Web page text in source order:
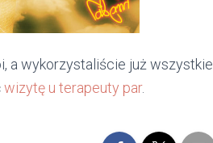
a wykorzystaliście już wszystkie
wizytę u terapeuty par.